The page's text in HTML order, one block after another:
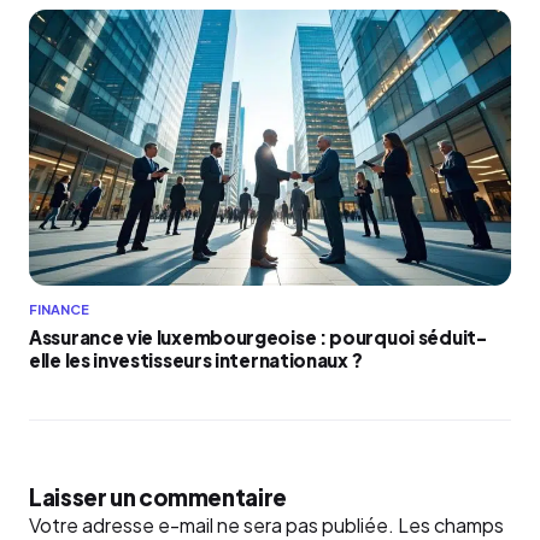
FINANCE
Assurance vie luxembourgeoise : pourquoi séduit-
elle les investisseurs internationaux ?
Laisser un commentaire
Votre adresse e-mail ne sera pas publiée. Les champs